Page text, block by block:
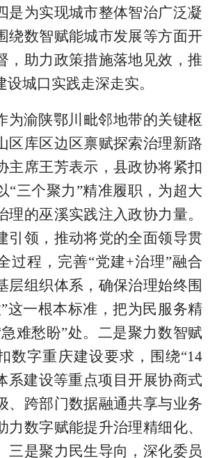
是为实现城市整体智治广泛凝
绕数智赋能城市发展等方面开
，助力政策措施落地见效，推
城口实践走深走实。
为渝陕鄂川毗邻地带的关键枢
区库区边区禀赋探索治理新路
主席王芳表示，县政协将紧扣
“三个聚力”精准履职，为超大
理的巫溪实践注入政协力量。
引领，推动将党的全面领导贯
过程，完善“党建+治理”融合
层组织体系，确保治理始终围
这一根本标准，把为民服务精
难愁盼”处。二是聚力数智赋
数字重庆建设要求，围绕“14
系建设等重点项目开展协商式
、跨部门数据融通共享与业务
力数字赋能提升治理精细化、
三是聚力民生导向，深化委员